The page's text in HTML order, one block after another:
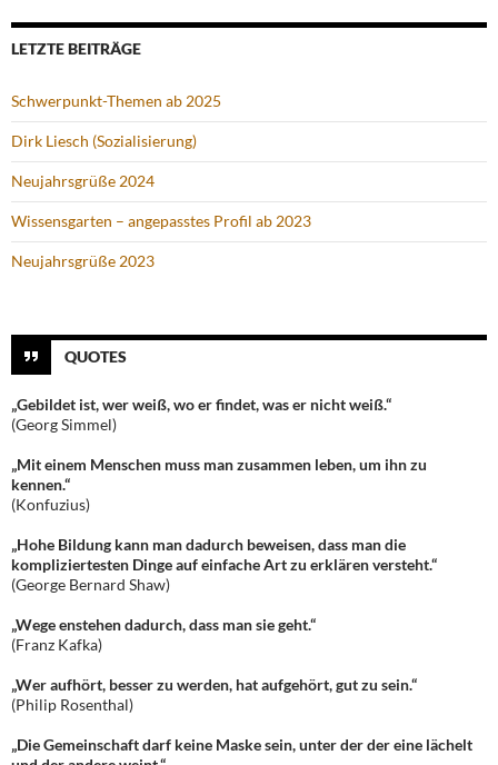
LETZTE BEITRÄGE
Schwerpunkt-Themen ab 2025
Dirk Liesch (Sozialisierung)
Neujahrsgrüße 2024
Wissensgarten – angepasstes Profil ab 2023
Neujahrsgrüße 2023
QUOTES
„Gebildet ist, wer weiß, wo er findet, was er nicht weiß.“
(Georg Simmel)
„Mit einem Menschen muss man zusammen leben, um ihn zu
kennen.“
(Konfuzius)
„Hohe Bildung kann man dadurch beweisen, dass man die
kompliziertesten Dinge auf einfache Art zu erklären versteht.“
(George Bernard Shaw)
„Wege enstehen dadurch, dass man sie geht.“
(Franz Kafka)
„Wer aufhört, besser zu werden, hat aufgehört, gut zu sein.“
(Philip Rosenthal)
„Die Gemeinschaft darf keine Maske sein, unter der der eine lächelt